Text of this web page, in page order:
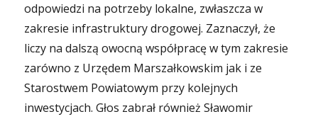
odpowiedzi na potrzeby lokalne, zwłaszcza w
zakresie infrastruktury drogowej. Zaznaczył, że
liczy na dalszą owocną współpracę w tym zakresie
zarówno z Urzędem Marszałkowskim jak i ze
Starostwem Powiatowym przy kolejnych
inwestycjach. Głos zabrał również Sławomir